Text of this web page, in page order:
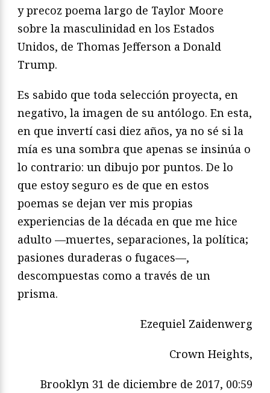
y precoz poema largo de Taylor Moore
sobre la masculinidad en los Estados
Unidos, de Thomas Jefferson a Donald
Trump.
Es sabido que toda selección proyecta, en
negativo, la imagen de su antólogo. En esta,
en que invertí casi diez años, ya no sé si la
mía es una sombra que apenas se insinúa o
lo contrario: un dibujo por puntos. De lo
que estoy seguro es de que en estos
poemas se dejan ver mis propias
experiencias de la década en que me hice
adulto —muertes, separaciones, la política;
pasiones duraderas o fugaces—,
descompuestas como a través de un
prisma.
Ezequiel Zaidenwerg
Crown Heights,
Brooklyn 31 de diciembre de 2017, 00:59